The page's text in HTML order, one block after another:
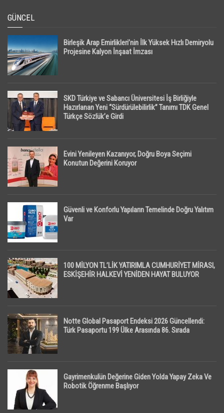
GÜNCEL
Birleşik Arap Emirlikleri’nin İlk Yüksek Hızlı Demiryolu
Projesine Kalyon İnşaat İmzası
SKD Türkiye ve Sabancı Üniversitesi İş Birliğiyle
Hazırlanan Yeni “Sürdürülebilirlik” Tanımı TDK Genel
Türkçe Sözlük’e Girdi
Evini Yenileyen Kazanıyor, Doğru Boya Seçimi
Konutun Değerini Koruyor
Güvenli ve Konforlu Yapıların Temelinde Doğru Yalıtım
Var
100 MİLYON TL’LİK YATIRIMLA CUMHURİYET MİRASI,
ESKİŞEHİR HALKEVİ YENİDEN HAYAT BULUYOR
Notte Global Pasaport Endeksi 2026 Güncellendi:
Türk Pasaportu 199 Ülke Arasında 86. Sırada
Gayrimenkulün Değerine Giden Yolda Yapay Zeka Ve
Robotik Öğrenme Başlıyor